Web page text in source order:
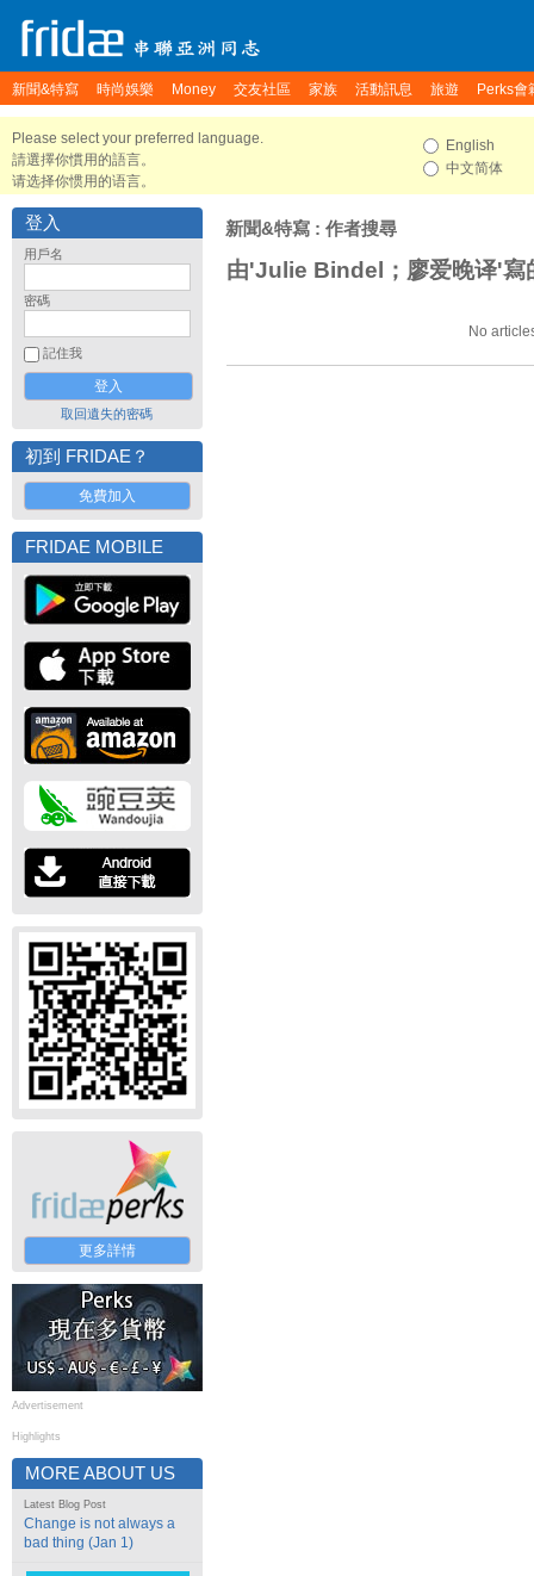
新聞&特寫 時尚娛樂 Money 交友社區 家族 活動訊息 旅遊 Perks會
Please select your preferred language.
請選擇你慣用的語言。
请选择你惯用的语言。
English
中文简体
登入
用戶名
密碼
記住我
取回遺失的密碼
初到 FRIDAE？
免費加入
FRIDAE MOBILE
更多詳情
Advertisement
Highlights
MORE ABOUT US
Latest Blog Post
Change is not always a
bad thing (Jan 1)
新聞&特寫 : 作者搜尋
由'Julie Bindel；廖爱晚译'寫
No